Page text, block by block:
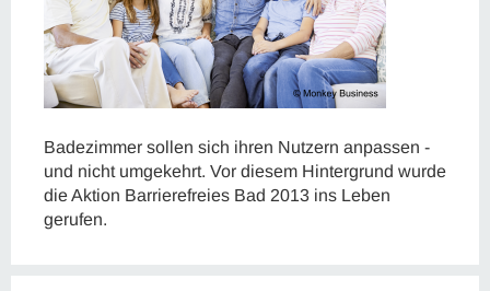
Badezimmer sollen sich ihren Nutzern anpassen -
und nicht umgekehrt. Vor diesem Hintergrund wurde
die Aktion Barrierefreies Bad 2013 ins Leben
gerufen.